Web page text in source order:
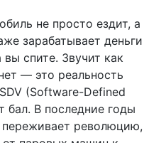
не просто ездит, а
зарабатывает деньги
спите. Звучит как
— это реальность
(Software-Defined
бал. В последние годы
революцию,